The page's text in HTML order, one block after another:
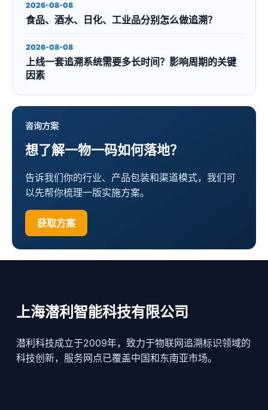
2026-08-08
食品、酒水、日化、工业品分别怎么做追溯？
2026-08-08
上线一套追溯系统需要多长时间？影响周期的关键
因素
咨询方案
想了解一物一码如何落地？
告诉我们你的行业、产品包装和渠道模式，我们可
以先帮你梳理一版实施方案。
获取方案
上海潜利智能科技有限公司
潜利科技成立于2009年，致力于物联网追溯标识领域的
科技创新，服务网点已覆盖中国和东南亚市场。